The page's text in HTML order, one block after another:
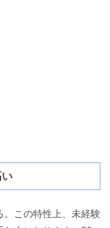
この特性上、未経験